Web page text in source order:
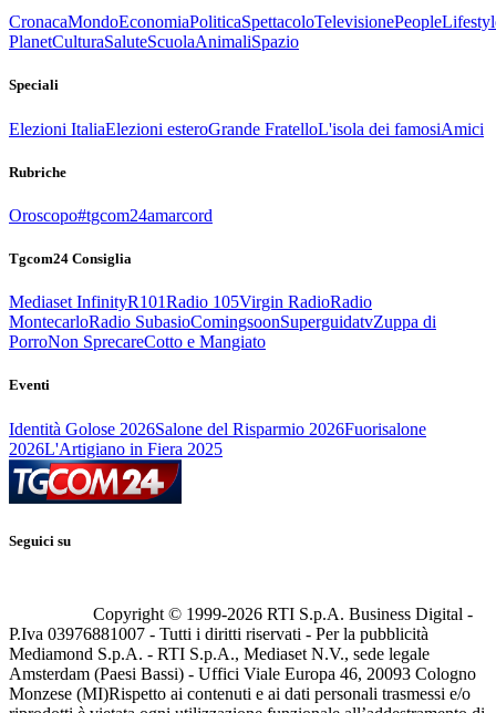
CronacaMondoEconomiaPoliticaSpettacoloTelevisionePeople
PlanetCulturaSaluteScuolaAnimaliSpazio
Speciali
Elezioni ItaliaElezioni esteroGrande FratelloL'isola dei famosiAmici
Rubriche
Oroscopo#tgcom24amarcord
Tgcom24 Consiglia
Mediaset InfinityR101Radio 105Virgin RadioRadio
MontecarloRadio SubasioComingsoonSuperguidatvZuppa di
PorroNon SprecareCotto e Mangiato
Eventi
Identità Golose 2026Salone del Risparmio 2026Fuorisalone
2026L'Artigiano in Fiera 2025
Seguici su
Copyright © 1999-2026 RTI S.p.A. Business Digital -
P.Iva 03976881007 - Tutti i diritti riservati - Per la pubblicità
Mediamond S.p.A. - RTI S.p.A., Mediaset N.V., sede legale
Amsterdam (Paesi Bassi) - Uffici Viale Europa 46, 20093 Cologno
Monzese (MI)Rispetto ai contenuti e ai dati personali trasmessi e/o